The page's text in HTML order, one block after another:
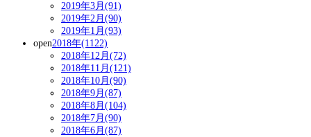
2019年3月(91)
2019年2月(90)
2019年1月(93)
open2018年(1122)
2018年12月(72)
2018年11月(121)
2018年10月(90)
2018年9月(87)
2018年8月(104)
2018年7月(90)
2018年6月(87)